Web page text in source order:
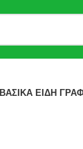
ΒΑΣΙΚΆ ΕΊΔΗ